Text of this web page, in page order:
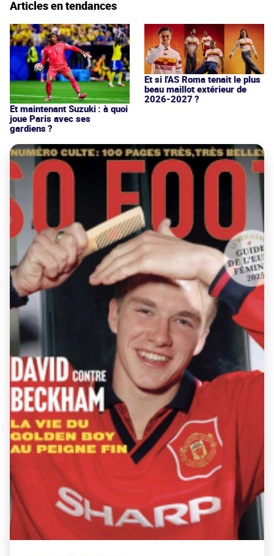
Articles en tendances
Et maintenant Suzuki : à quoi
joue Paris avec ses
gardiens ?
Et si l'AS Roma tenait le plus
beau maillot extérieur de
2026-2027 ?